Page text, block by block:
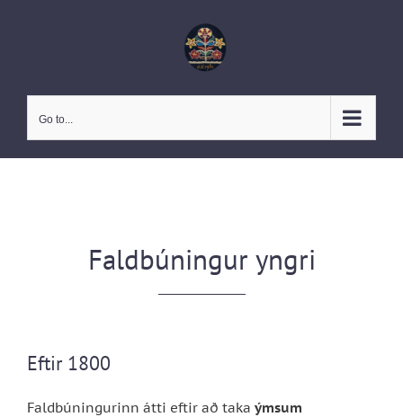
Go to...
Faldbúningur yngri
Eftir 1800
Faldbúningurinn átti eftir að taka ýmsum